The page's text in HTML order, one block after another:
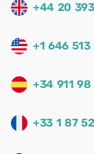
+44 20
+1 646
+34 911
+33 1 87